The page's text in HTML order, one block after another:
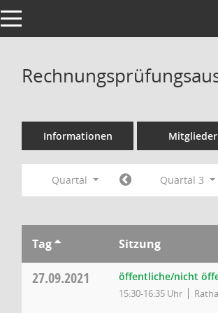
Toggle navigation
Informationen Mitglieder
Quartal Quartal 3
Tag Sitzung
27.09.2021 öffentliche/nicht
15:30-16:35 Uhr